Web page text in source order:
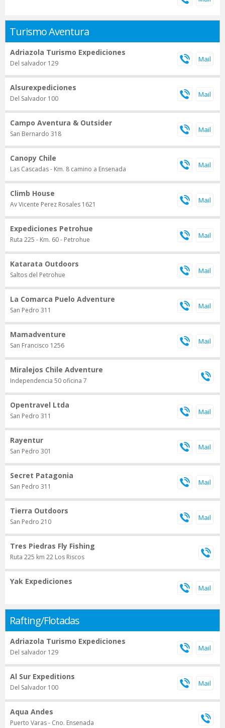
Turismo Aventura
Adriazola Turismo Expediciones
Del salvador 129
Alsurexpediciones
Del Salvador 100
Campo Aventura & Outsider
San Bernardo 318
Canopy Chile
Las Cascadas - Km. 8 camino a Ensenada
Climb House
Av Vicente Perez Rosales 1621
Expediciones Petrohue
Ruta 225 - Km. 60 - Petrohue
Katarata Outdoors
Saltos del Petrohue
La Comarca Puelo Adventure
San Pedro 311
Mamadventure
San Francisco 1256
Miralejos Chile Adventure
Independencia 50 oficina 7
Opentravel Ltda
San Pedro 311
Rayentur
San Pedro 301
Secret Patagonia
San Pedro 311
Tierra Outdoors
San Pedro 210
Tres Piedras Fly Fishing
Ruta 225 km 22 Los Riscos
Yak Expediciones
Rafting/Flotadas
Adriazola Turismo Expediciones
Del salvador 129
Al Sur Expeditions
Del Salvador 100
Aqua Andes
Puerto Varas - Cno. Ensenada